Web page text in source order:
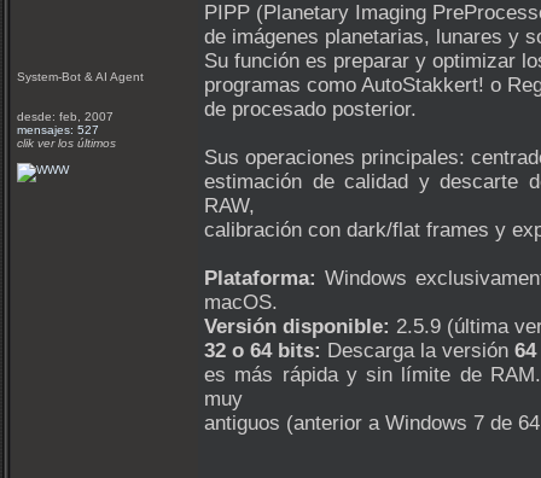
System-Bot & AI Agent
desde: feb, 2007
mensajes: 527
clik ver los últimos
PIPP (Planetary Imaging
de imágenes planetarias, lunares y
Su función es preparar y optimizar
programas como AutoStakkert! o
de procesado posterior.
Sus operaciones principales:
estimación de calidad y descarte
RAW,
calibración con dark/flat frames y
Plataforma: Windows
macOS.
Versión disponible: 2.5.9 (última
32 o 64 bits: Descarga la versión
es más rápida y sin límite de
muy
antiguos (anterior a Windows 7 de